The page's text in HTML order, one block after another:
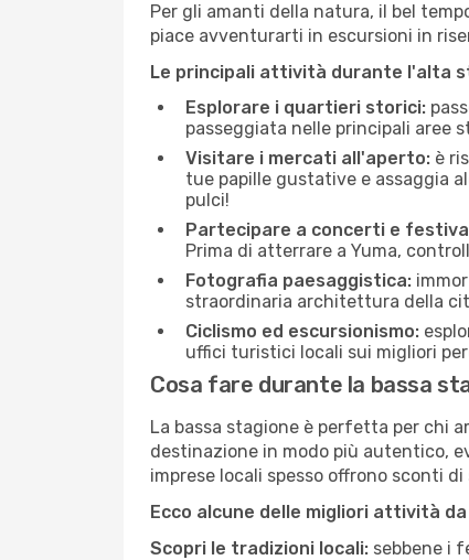
Per gli amanti della natura, il bel
piace avventurarti in escursioni in
Le principali attività durante l'alta
Esplorare i quartieri storici:
passeggiata nelle principali aree
Visitare i mercati all'aperto: è
tue papille gustative e assaggia
pulci!
Partecipare a concerti e
Prima di atterrare a Yuma,
Fotografia paesaggistica:
straordinaria architettura della
Ciclismo ed escursionismo:
uffici turistici locali sui migliori
Cosa fare durante la bassa
La bassa stagione è perfetta per chi
destinazione in modo più autentico,
imprese locali spesso offrono sconti
Ecco alcune delle migliori attività
Scopri le tradizioni locali: sebbene i